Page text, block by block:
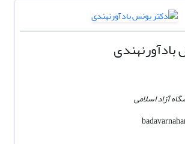
آزاد اسلامی